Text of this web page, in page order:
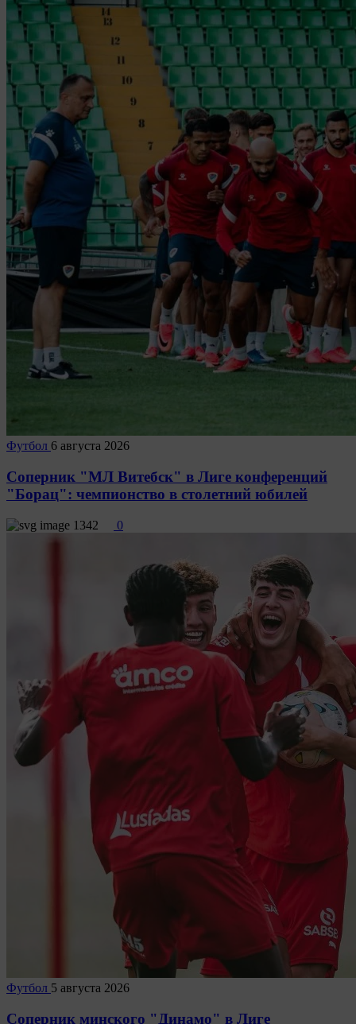
Футбол 6 августа 2026
Соперник "МЛ Витебск" в Лиге конференций
"Борац": чемпионство в столетний юбилей
1342 0
Футбол 5 августа 2026
Соперник минского "Динамо" в Лиге